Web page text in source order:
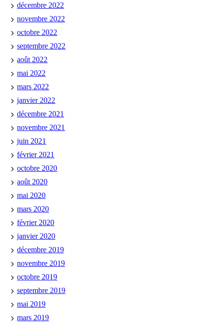
décembre 2022
novembre 2022
octobre 2022
septembre 2022
août 2022
mai 2022
mars 2022
janvier 2022
décembre 2021
novembre 2021
juin 2021
février 2021
octobre 2020
août 2020
mai 2020
mars 2020
février 2020
janvier 2020
décembre 2019
novembre 2019
octobre 2019
septembre 2019
mai 2019
mars 2019